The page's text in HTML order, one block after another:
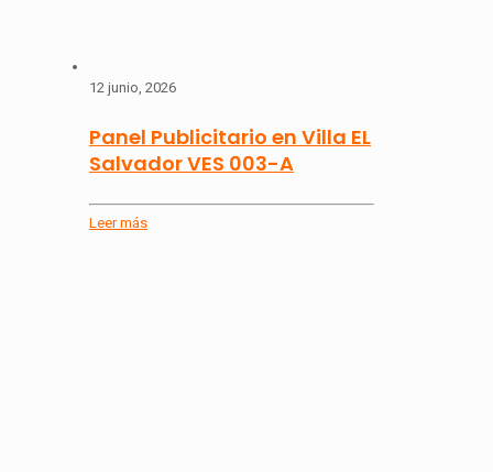
12 junio, 2026
Panel Publicitario en Villa EL
Salvador VES 003-A
Leer más